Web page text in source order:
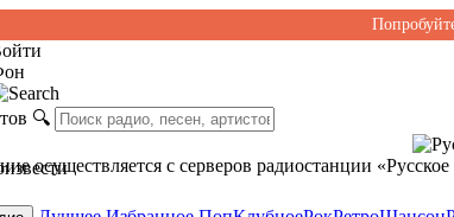
🔍
осуществляется с серверов радиостанции